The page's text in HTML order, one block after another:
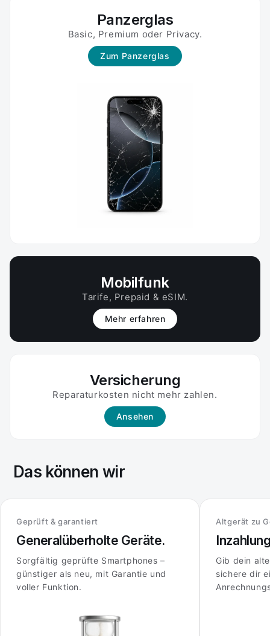
Panzerglas
Basic, Premium oder Privacy.
Zum Panzerglas
Mobilfunk
Tarife, Prepaid & eSIM.
Mehr erfahren
Versicherung
Reparaturkosten nicht mehr zahlen.
Ansehen
Das können wir
Geprüft & garantiert
Generalüberholte Geräte.
Sorgfältig geprüfte Smartphones –
günstiger als neu, mit Garantie und
voller Funktion.
Altgerät zu
Gib dein
sichere dir